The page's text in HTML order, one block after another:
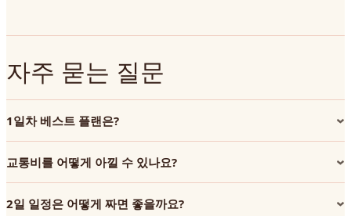
자주 묻는 질문
1일차 베스트 플랜은?
교통비를 어떻게 아낄 수 있나요?
2일 일정은 어떻게 짜면 좋을까요?